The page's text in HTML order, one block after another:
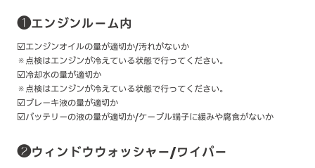
❶エンジンルーム内
☑️エンジンオイルの量が適切か/汚れがないか
※点検はエンジンが冷えている状態で行ってください。
☑️冷却水の量が適切か
※点検はエンジンが冷えている状態で行ってください。
☑️ブレーキ液の量が適切か
☑️バッテリーの液の量が適切か/ケーブル端子に緩みや腐食がないか
❷ウィンドウウォッシャー/ワイパー